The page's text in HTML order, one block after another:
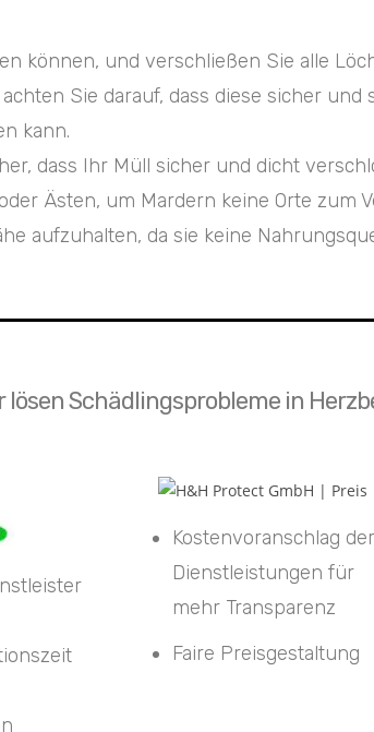
können, und verschließen Sie alle
Sie darauf, dass diese sicher und
kann.
dass Ihr Müll sicher und dicht
Ästen, um Mardern keine Orte zum
aufzuhalten, da sie keine
Schädlingsprobleme in
Kostenvoranschlag der
Dienstleistungen für
mehr Transparenz
Faire Preisgestaltung